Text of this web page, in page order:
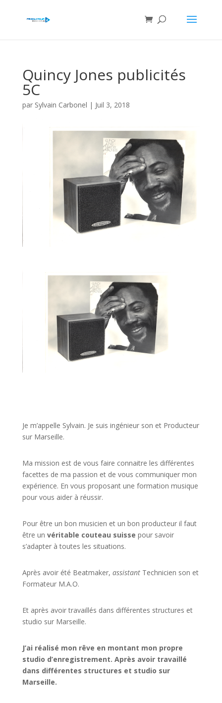
Quincy Jones publicités
5C
par Sylvain Carbonel | Juil 3, 2018
Je m’appelle Sylvain. Je suis ingénieur son et Producteur
sur Marseille.
Ma mission est de vous faire connaitre les différentes
facettes de ma passion et de vous communiquer mon
expérience. En vous proposant une formation musique
pour vous aider à réussir.
Pour être un bon musicien et un bon producteur il faut
être un véritable couteau suisse pour savoir
s’adapter à toutes les situations.
Après avoir été Beatmaker, assistant Technicien son et
Formateur M.A.O.
Et après avoir travaillés dans différentes structures et
studio sur Marseille.
J’ai réalisé mon rêve en montant mon propre
studio d’enregistrement. Après avoir travaillé
dans différentes structures et studio sur
Marseille.